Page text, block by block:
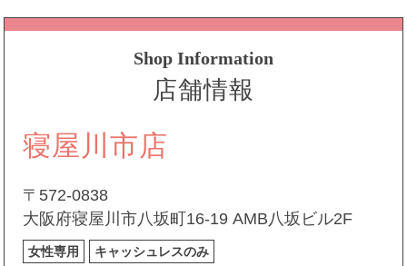
Shop Information
店舗情報
寝屋川市店
〒572-0838
大阪府寝屋川市八坂町16-19 AMB八坂ビル2F
女性専用 キャッシュレスのみ